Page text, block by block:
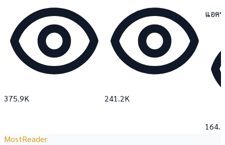
375.9K 241.2K
แอค
MostReader